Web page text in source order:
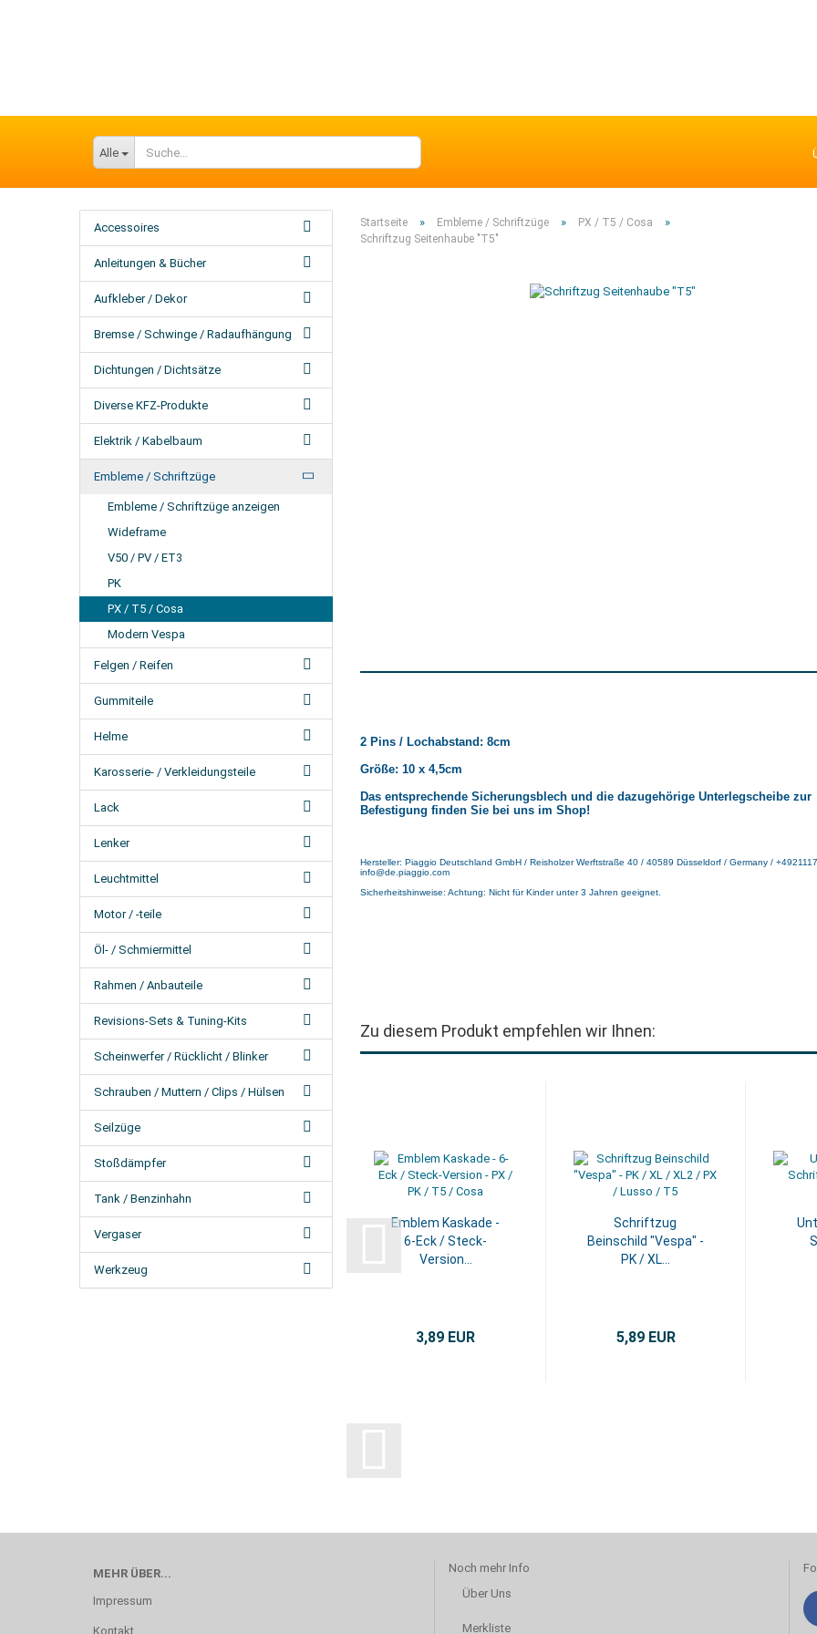
Alle
Startseite » Embleme / Schriftzüge » PX / T5 / Cosa »
Schriftzug Seitenhaube "T5"
2 Pins / Lochabstand: 8cm
Größe: 10 x 4,5cm
Das entsprechende Sicherungsblech und die dazugehörige Unterlegscheibe zur
Befestigung finden Sie bei uns im Shop!
Hersteller: Piaggio Deutschland GmbH / Reisholzer Werftstraße 40 / 40589 Düsseldorf / Germany /
info@de.piaggio.com
Sicherheitshinweise: Achtung: Nicht für Kinder unter 3 Jahren geeignet.
Zu diesem Produkt empfehlen wir Ihnen:
Emblem Kaskade -
6-Eck / Steck-
Version...
3,89 EUR
Schriftzug
Beinschild "Vespa" -
PK / XL...
5,89 EUR
Accessoires
Anleitungen & Bücher
Aufkleber / Dekor
Bremse / Schwinge / Radaufhängung
Dichtungen / Dichtsätze
Diverse KFZ-Produkte
Elektrik / Kabelbaum
Embleme / Schriftzüge
Embleme / Schriftzüge anzeigen
Wideframe
V50 / PV / ET3
PK
PX / T5 / Cosa
Modern Vespa
Felgen / Reifen
Gummiteile
Helme
Karosserie- / Verkleidungsteile
Lack
Lenker
Leuchtmittel
Motor / -teile
Öl- / Schmiermittel
Rahmen / Anbauteile
Revisions-Sets & Tuning-Kits
Scheinwerfer / Rücklicht / Blinker
Schrauben / Muttern / Clips / Hülsen
Seilzüge
Stoßdämpfer
Tank / Benzinhahn
Vergaser
Werkzeug
MEHR ÜBER...
Impressum
Kontakt
Noch mehr Info
Über Uns
Merkliste